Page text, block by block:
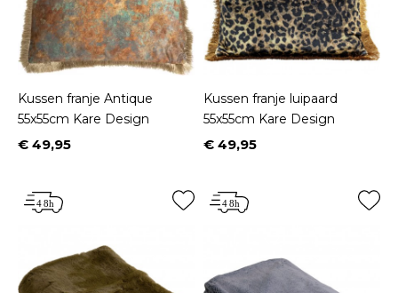
Kussen franje Antique
55x55cm Kare Design
Prijs
€ 49,95
Kussen franje luipaard
55x55cm Kare Design
Prijs
€ 49,95